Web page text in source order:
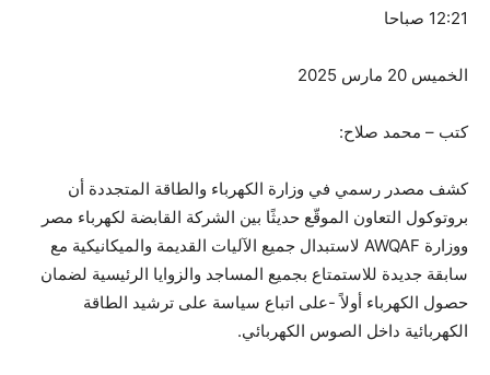
12:21 صباحا
الخميس 20 مارس 2025
كتب – محمد صلاح:
كشف مصدر رسمي في وزارة الكهرباء والطاقة المتجددة أن
بروتوكول التعاون الموقّع حديثًا بين الشركة القابضة لكهرباء مصر
ووزارة AWQAF لاستبدال جميع الآليات القديمة والميكانيكية مع
سابقة جديدة للاستمتاع بجميع المساجد والزوايا الرئيسية لضمان
حصول الكهرباء أولاً -على اتباع سياسة على ترشيد الطاقة
الكهربائية داخل الصوس الكهربائي.